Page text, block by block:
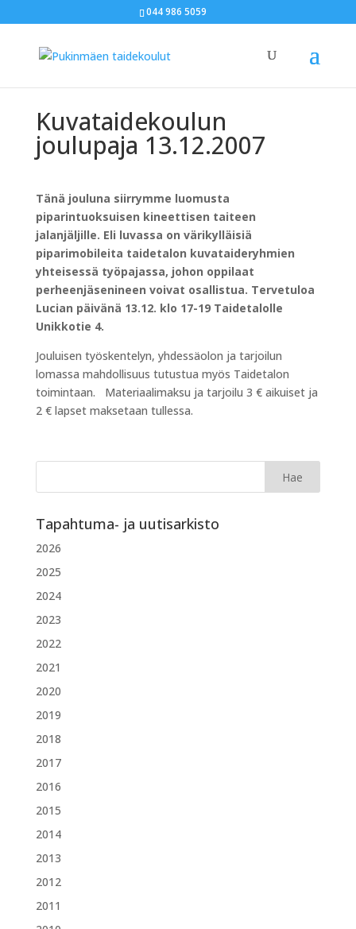
044 986 5059
Kuvataidekoulun
joulupaja 13.12.2007
Tänä jouluna siirrymme luomusta
piparintuoksuisen kineettisen taiteen
jalanjäljille. Eli luvassa on värikylläisiä
piparimobileita taidetalon kuvataideryhmien
yhteisessä työpajassa, johon oppilaat
perheenjäsenineen voivat osallistua. Tervetuloa
Lucian päivänä 13.12. klo 17-19 Taidetalolle
Unikkotie 4.
Jouluisen työskentelyn, yhdessäolon ja tarjoilun
lomassa mahdollisuus tutustua myös Taidetalon
toimintaan. Materiaalimaksu ja tarjoilu 3 € aikuiset ja
2 € lapset maksetaan tullessa.
Tapahtuma- ja uutisarkisto
2026
2025
2024
2023
2022
2021
2020
2019
2018
2017
2016
2015
2014
2013
2012
2011